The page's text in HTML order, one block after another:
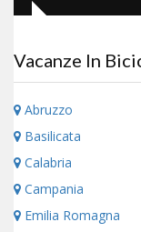
Vacanze In
Abruzzo
Basilicata
Calabria
Campania
Emilia Romagna